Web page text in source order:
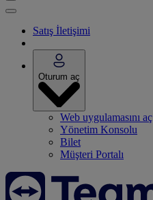
Satış İletişimi
Oturum aç
Web uygulamasını aç
Yönetim Konsolu
Bilet
Müşteri Portalı